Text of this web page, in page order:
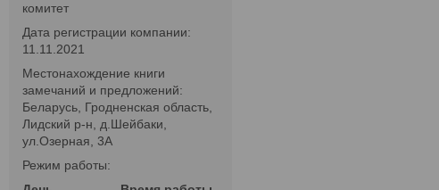
комитет
Дата регистрации компании:
11.11.2021
Местонахождение книги
замечаний и предложений:
Беларусь, Гродненская область,
Лидский р-н, д.Шейбаки,
ул.Озерная, 3А
Режим работы: